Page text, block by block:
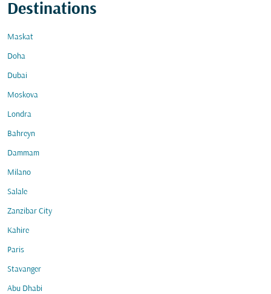
Destinations
Maskat
Doha
Dubai
Moskova
Londra
Bahreyn
Dammam
Milano
Salale
Zanzibar City
Kahire
Paris
Stavanger
Abu Dhabi